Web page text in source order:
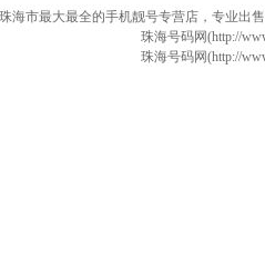
珠海市最大最全的手机靓号专营店，专业出
珠海号码网(http://
珠海号码网(http://